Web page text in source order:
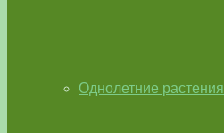
Однолетние растения